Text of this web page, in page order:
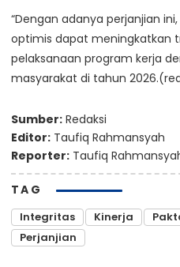
“Dengan adanya perjanjian
optimis dapat meningkatkan
pelaksanaan program kerja
masyarakat di tahun
Sumber: Redaksi
Editor: Taufiq Rahmansyah
Reporter: Taufiq
TAG
Integritas Kinerja
Perjanjian